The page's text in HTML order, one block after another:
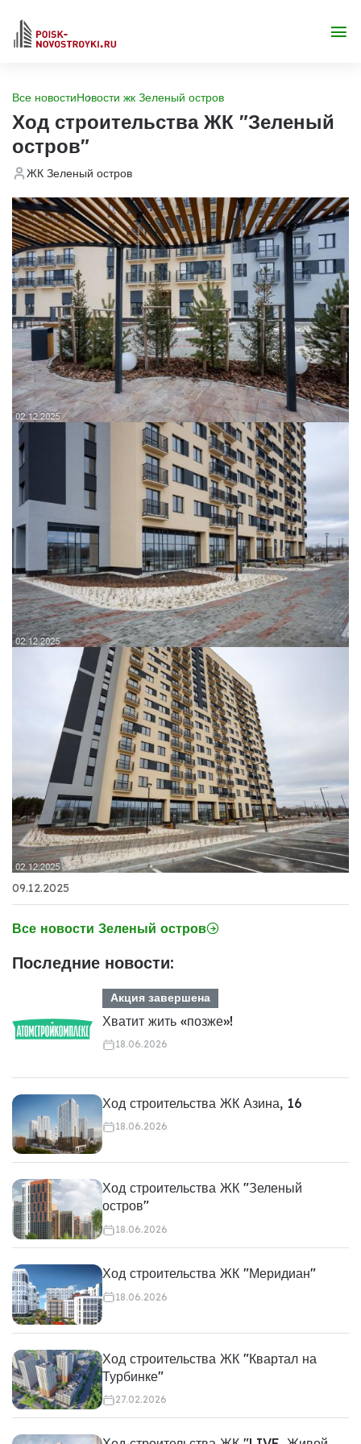
Все новостиНовости жк Зеленый остров
Ход строительства ЖК "Зеленый
остров"
ЖК Зеленый остров
09.12.2025
Все новости Зеленый остров
Последние новости:
Акция завершена
Хватит жить «позже»!
18.06.2026
Ход строительства ЖК Азина, 16
18.06.2026
Ход строительства ЖК "Зеленый
остров"
18.06.2026
Ход строительства ЖК "Меридиан"
18.06.2026
Ход строительства ЖК "Квартал на
Турбинке"
27.02.2026